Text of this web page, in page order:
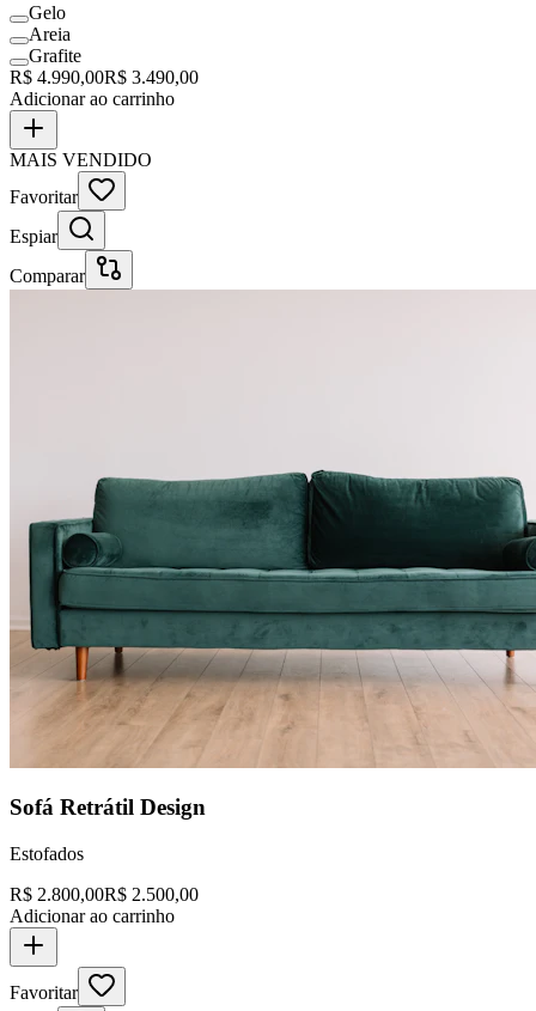
Gelo
Areia
Grafite
R$ 4.990,00R$ 3.490,00
Adicionar ao carrinho
MAIS VENDIDO
Favoritar
Espiar
Comparar
Sofá Retrátil Design
Estofados
R$ 2.800,00R$ 2.500,00
Adicionar ao carrinho
Favoritar